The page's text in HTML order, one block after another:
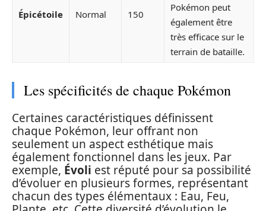
Épicétoile Normal 150
Pokémon peut
également être
très efficace sur le
terrain de bataille.
Les spécificités de chaque Pokémon
Certaines caractéristiques définissent
chaque Pokémon, leur offrant non
seulement un aspect esthétique mais
également fonctionnel dans les jeux. Par
exemple, Évoli est réputé pour sa possibilité
d’évoluer en plusieurs formes, représentant
chacun des types élémentaux : Eau, Feu,